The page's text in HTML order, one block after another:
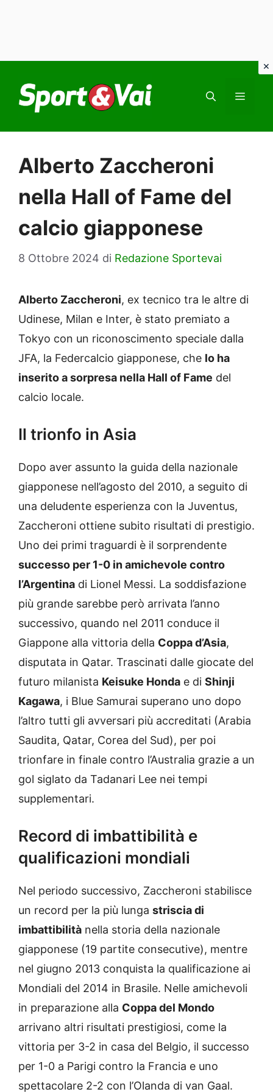
contenuto
Alberto Zaccheroni
nella Hall of Fame del
calcio giapponese
8 Ottobre 2024 di Redazione Sportevai
Alberto Zaccheroni, ex tecnico tra le altre di
Udinese, Milan e Inter, è stato premiato a
Tokyo con un riconoscimento speciale dalla
JFA, la Federcalcio giapponese, che lo ha
inserito a sorpresa nella Hall of Fame del
calcio locale.
Il trionfo in Asia
Dopo aver assunto la guida della nazionale
giapponese nell’agosto del 2010, a seguito di
una deludente esperienza con la Juventus,
Zaccheroni ottiene subito risultati di prestigio.
Uno dei primi traguardi è il sorprendente
successo per 1-0 in amichevole contro
l’Argentina di Lionel Messi. La soddisfazione
più grande sarebbe però arrivata l’anno
successivo, quando nel 2011 conduce il
Giappone alla vittoria della Coppa d’Asia,
disputata in Qatar. Trascinati dalle giocate del
futuro milanista Keisuke Honda e di Shinji
Kagawa, i Blue Samurai superano uno dopo
l’altro tutti gli avversari più accreditati (Arabia
Saudita, Qatar, Corea del Sud), per poi
trionfare in finale contro l’Australia grazie a un
gol siglato da Tadanari Lee nei tempi
supplementari.
Record di imbattibilità e
qualificazioni mondiali
Nel periodo successivo, Zaccheroni stabilisce
un record per la più lunga striscia di
imbattibilità nella storia della nazionale
giapponese (19 partite consecutive), mentre
nel giugno 2013 conquista la qualificazione ai
Mondiali del 2014 in Brasile. Nelle amichevoli
in preparazione alla Coppa del Mondo
arrivano altri risultati prestigiosi, come la
vittoria per 3-2 in casa del Belgio, il successo
per 1-0 a Parigi contro la Francia e uno
spettacolare 2-2 con l’Olanda di van Gaal.